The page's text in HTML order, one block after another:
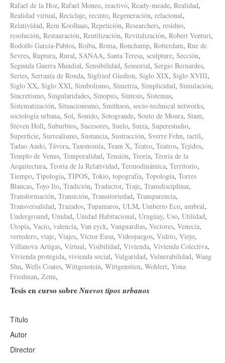
Rafael de la Hoz, Rafael Moneo, reactivo, Ready-meade, Realidad,
Realidad virtual, Reciclaje, recinto, Regeneración, relacional,
Relatividad, Rem Koolhaas, Repetición, Researchers, residuo,
resolución, Restauración, Reutilización, Revitalización, Robert Venturi,
Rodolfo García-Pablos, Roiba, Roma, Ronchamp, Rotterdam, Rue de
Sevres, Ruptura, Rural, SANAA, Santa Teresa, sculpture, Sección,
Segunda Guerra Mundial, Sensibilidad, Sensorial, Sergio Bernardes,
Series, Serranía de Ronda, Sigfried Giedion, Siglo XIX, Siglo XVIII,
Siglo XX, Siglo XXI, Simbolismo, Simetría, Simplicidad, Simulación,
Sincretismo, Singularidades, Sinopsis, Síntesis, Sistemas,
Sistematización, Situacionismo, Smithson, socio-technical networks,
sociología urbana, Sol, Sonido, Sotogrande, Souto de Moura, Stam,
Steven Holl, Suburbios, Sucesores, Suelo, Suiza, Superestudio,
Superficie, Surrealismo, Sustancia, Sustracción, Sverre Fehn, tactil,
Tadao Ando, Távora, Taxonomía, Team X, Teatro, Teatros, Tejidos,
Templo de Venus, Temporalidad, Tensión, Teoría, Teoría de la
Arquitectura, Teoria de la Relatividad, Termodinámica, Territorio,
Tiempo, Tipología, TIPOS, Tokio, topografía, Topología, Torres
Blancas, Toyo Ito, Tradición, Traductor, Traje, Transdisciplinar,
Transformación, Transición, Transitoriedad, Transparencia,
Transversalidad, Trazados, Tupamaros, ULM, Umberto Eco, umbral,
Underground, Unidad, Unidad Habitacional, Urugüay, Uso, Utilidad,
Utopía, Vacío, valencia, Van eyck, Vanguardias, Vectores, Venecia,
vertedero, viaje, Viajes, Víctor Eusa, Videojuegos, Vidrio, Viejo,
Villanova Artigas, Virtual, Visibilidad, Vivienda, Vivienda Colectiva,
Vivienda protegida, vivienda social, Vulgaridad, Vulnerabilidad, Wang
Shu, Wells Coates, Wittgenstein, Wittgenstien, Wohlert, Yona
Friedman, Zenu,
Tesis en curso sobreNuevos tipos urbanos
Título
Autor
Director